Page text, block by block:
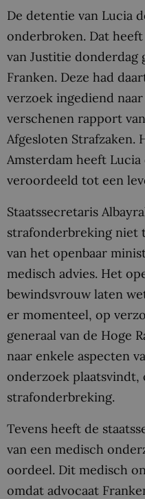
De detentie van Lucia
onderbroken. Dat
van Justitie donderdag
Franken. Deze had
verzoek ingediend
verschenen rapport
Afgesloten Strafzaken.
Amsterdam heeft Lucia
veroordeeld tot een
Staatssecretaris
strafonderbreking niet
van het openbaar
medisch advies. Het
bewindsvrouw laten
er momenteel, op
generaal van de Hoge
naar enkele aspecten
onderzoek
strafonderbreking.
Tevens heeft de
van een medisch
oordeel. Dit medisch
omdat advocaat